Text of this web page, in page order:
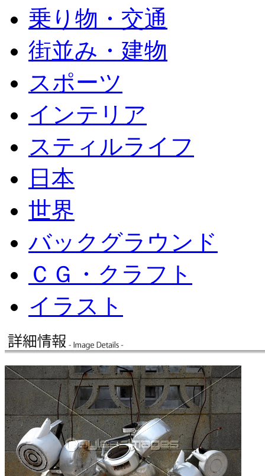
乗り物・交通
街並み・建物
スポーツ
インテリア
スティルライフ
日本
世界
バックグラウンド
ＣＧ・クラフト
イラスト